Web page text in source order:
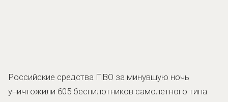
Российские средства ПВО за минувшую ночь
уничтожили 605 беспилотников самолетного типа.